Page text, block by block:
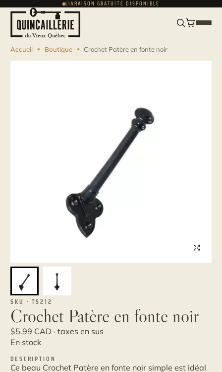
LIVRAISON GRATUITE DISPONIBLE
ENGLISHCAD
Accueil Boutique Crochet Patère en fonte noir
SKU · TS212
Crochet Patère en fonte noir
$5.99 CAD · taxes en sus
En stock
DESCRIPTION
Ce beau Crochet Patère en fonte noir simple est idéal